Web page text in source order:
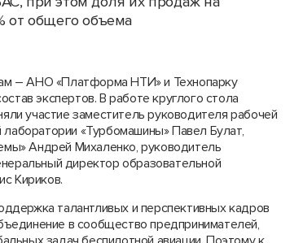
от общего объема
– АНО «Платформа НТИ» и Технопарку
экспертов. В работе круглого стола
участие заместитель руководителя рабочей
«Турбомашины» Павел Булат,
Андрей Михаленко, руководитель
директор образовательной
Кириков.
талантливых и перспективных кадров
в сообщество предпринимателей,